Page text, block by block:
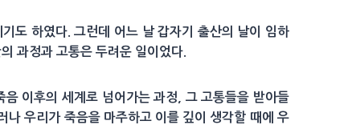
도 하였다. 그런데 어느 날 갑자기 출산의 날이 임하
과정과 고통은 두려운 일이었다.
이후의 세계로 넘어가는 과정, 그 고통들을 받아들
나 우리가 죽음을 마주하고 이를 깊이 생각할 때에 우